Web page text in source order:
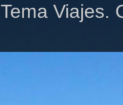
Tema Viajes.